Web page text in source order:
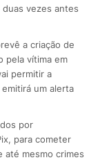
vezes antes
a criação de
pela vítima em
permitir a
um alerta
por
para cometer
até mesmo crimes